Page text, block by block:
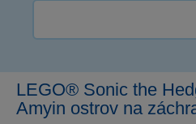
LEGO® Sonic the
Amyin ostrov na